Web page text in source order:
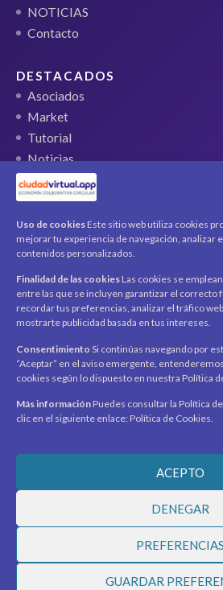
Uso de cookies Este sitio web utiliza cookies
mejorar tu experiencia de navegación, analizar
contenidos personalizados.
Finalidad de las cookies Las cookies se
entre las que se incluyen garantizar el correcto
recordar tus preferencias, analizar el tráfico
mostrarte publicidad basada en tus intereses.
Consentimiento Si continúas navegando por
“Aceptar” en el aviso emergente,
cookies según lo dispuesto en nuestra Política
Más información Puedes consultar la Política
clic en el siguiente enlace: Política de Cookies.
ACEPTO
DENEGAR
PREFERENCIAS
GUARDAR
NOTICIAS
Contacto
DESTACADOS
Asociados
Market
Tutorial
Noticias
QR Ticket
CUENTA
Mi cuenta
Productos / Servicios
Asociados
Acerca deContactoNoticias
SÍGUENOS
Encuéntranos en redes sociales y
novedades y promociones.
Recibe novedades y promociones